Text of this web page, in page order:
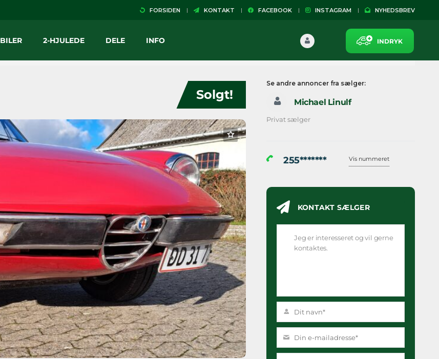
FORSIDEN KONTAKT FACEBOOK INSTAGRAM NYHEDSBREV
INDRYK
BILER 2-HJULEDE DELE INFO
Solgt!
Se andre annoncer fra sælger:
Michael Linulf
Privat sælger
255******* Vis nummeret
KONTAKT SÆLGER